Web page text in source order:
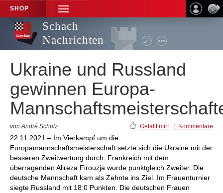
SHOP
TOGGLE
NAVIGATION
Schach
Nachrichten
Ukraine und Russland
gewinnen Europa-
von André Schulz Gefällt mir! 1 Kommentare
22.11.2021 – Im Vierkampf um die
Europamannschaftsmeisterschaft setzte sich die Ukraine mit der
besseren Zweitwertung durch. Frankreich mit dem
überragenden Alireza Firouzja wurde punktgleich Zweiter. Die
deutsche Mannschaft kam als Zehnte ins Ziel. Im Frauenturnier
siegte Russland mit 18:0 Punkten. Die deutschen Frauen